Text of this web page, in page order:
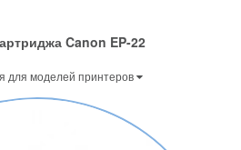
Canon EP-22
для моделей принтеров